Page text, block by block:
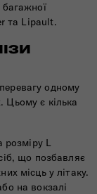
багажної
та Lipault.
одному
Цьому є кілька
розміру L
що позбавляє
місць у літаку.
на вокзалі